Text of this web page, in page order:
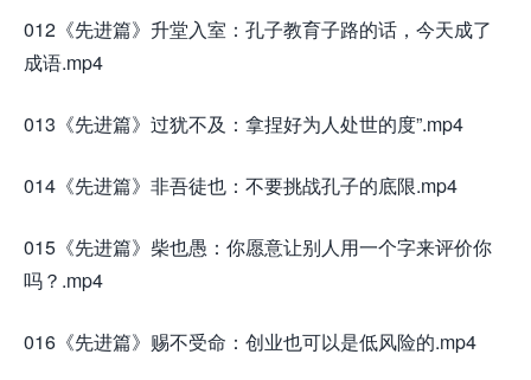
012《先进篇》升堂入室：孔子教育子路的话，今天成了
成语.mp4
013《先进篇》过犹不及：拿捏好为人处世的度”.mp4
014《先进篇》非吾徒也：不要挑战孔子的底限.mp4
015《先进篇》柴也愚：你愿意让别人用一个字来评价你
吗？.mp4
016《先进篇》赐不受命：创业也可以是低风险的.mp4